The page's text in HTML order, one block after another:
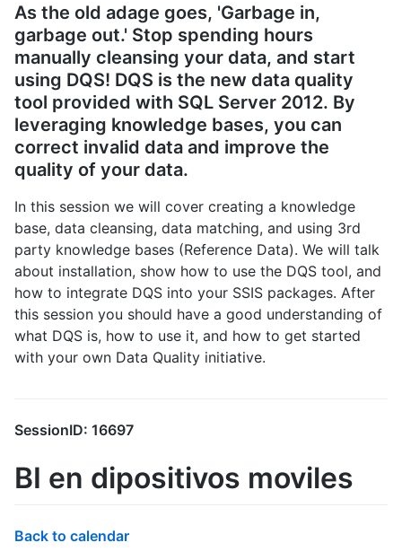
As the old adage goes, 'Garbage in,
garbage out.' Stop spending hours
manually cleansing your data, and start
using DQS! DQS is the new data quality
tool provided with SQL Server 2012. By
leveraging knowledge bases, you can
correct invalid data and improve the
quality of your data.
In this session we will cover creating a knowledge
base, data cleansing, data matching, and using 3rd
party knowledge bases (Reference Data). We will talk
about installation, show how to use the DQS tool, and
how to integrate DQS into your SSIS packages. After
this session you should have a good understanding of
what DQS is, how to use it, and how to get started
with your own Data Quality initiative.
SessionID: 16697
BI en dipositivos moviles
Back to calendar